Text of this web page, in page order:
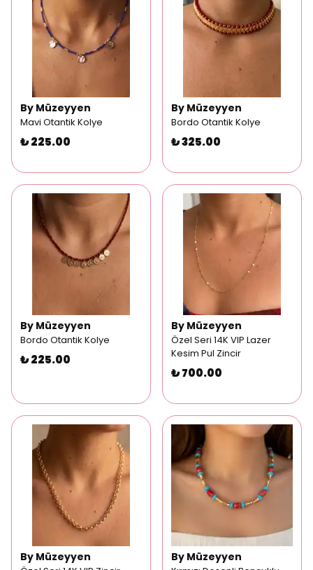
By Müzeyyen
Mavi Otantik Kolye
₺ 225.00
By Müzeyyen
Bordo Otantik Kolye
₺ 325.00
By Müzeyyen
Bordo Otantik Kolye
₺ 225.00
By Müzeyyen
Özel Seri 14K VIP Lazer
Kesim Pul Zincir
₺ 700.00
By Müzeyyen By Müzeyyen